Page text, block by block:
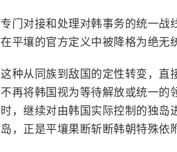
专门对接和处理对韩事务的统一战
在平壤的官方定义中被降格为绝无
这种从同族到敌国的定性转变，直
不再将韩国视为等待解放或统一的
时，继续对由韩国实际控制的独岛
岛，正是平壤果断斩断韩朝特殊依